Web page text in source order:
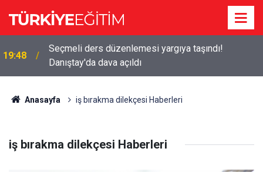
19:48
Seçmeli ders düzenlemesi yargıya taşındı!
Danıştay'da dava açıldı
Anasayfa iş bırakma dilekçesi Haberleri
iş bırakma dilekçesi Haberleri